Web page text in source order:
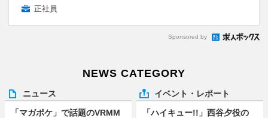
正社員
Sponsored by
NEWS CATEGORY
ニュース
「マガポケ」で話題のVRMM
イベント・レポート
「ハイキュー!!」西谷夕役の